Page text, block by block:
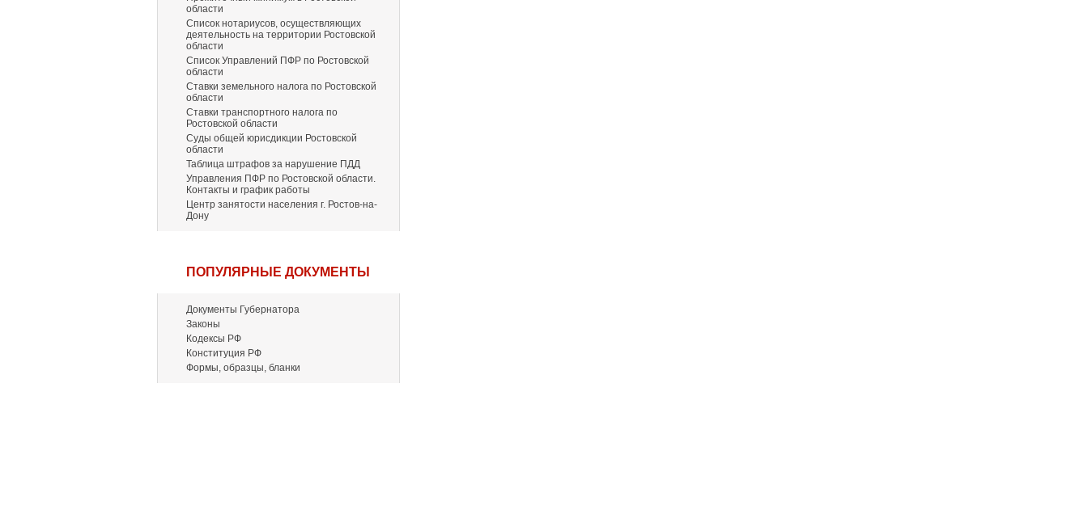
области
Список нотариусов, осуществляющих
деятельность на территории Ростовской
области
Список Управлений ПФР по Ростовской
области
Ставки земельного налога по Ростовской
области
Ставки транспортного налога по
Ростовской области
Суды общей юрисдикции Ростовской
области
Таблица штрафов за нарушение ПДД
Управления ПФР по Ростовской области.
Контакты и график работы
Центр занятости населения г. Ростов-на-
Дону
ПОПУЛЯРНЫЕ ДОКУМЕНТЫ
Документы Губернатора
Законы
Кодексы РФ
Конституция РФ
Формы, образцы, бланки